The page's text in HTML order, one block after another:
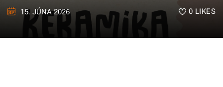
15. JÚNA 2026 0 LIKES